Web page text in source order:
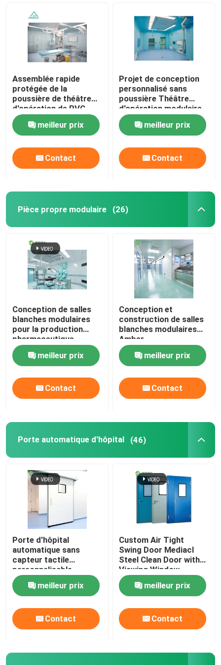
Maison
Visite d'usine
Contrôle de qualité
Contactez-nous
Nouvelles
Cas
Pièce propre modulaire
Porte automatique d'hôpital
table d'opération chirurgicale
pendentif plafond médical
Lumière chirurgicale de LED
Théâtre d'opération de chirurgie
Bloc opératoire de l'hôpital
Assemblée rapide
protégée de la
poussière de théâtre
d'opération de PVC
Digital avec la porte
coulissante
automatique
meilleur prix
Contact
Projet de conception
personnalisé sans
poussière Théâtre
d'opération modulaire
meilleur prix
Contact
Pièce propre modulaire (26)
Conception de salles
blanches modulaires
pour la production
pharmaceutique
meilleur prix
Contact
Conception et
construction de salles
blanches modulaires
Amber
meilleur prix
Contact
Porte automatique d'hôpital (46)
Porte d'hôpital
automatique sans
capteur tactile
personnalisable
meilleur prix
Contact
Custom Air Tight
Swing Door Mediacl
Steel Clean Door with
Viewing Window
meilleur prix
Contact